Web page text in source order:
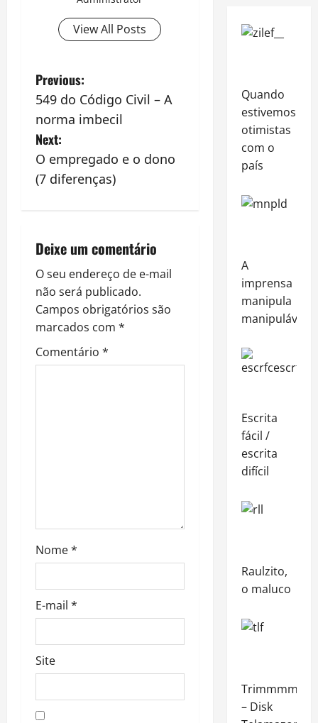
View All Posts
P
o
s
t
v
i
g
a
Previous:
549 do Código Civil – A
norma imbecil
Next:
O empregado e o dono
(7 diferenças)
Deixe um comentário
O seu endereço de e-mail
não será publicado.
Campos obrigatórios são
marcados com *
Comentário *
Nome*
E-mail *
Site
Quando
estivemos
otimistas
com o
país
A
imprensa
manipula
manipuláveis
Escrita
fácil /
escrita
difícil
Raulzito,
o maluco
Trimmmm…
– Disk